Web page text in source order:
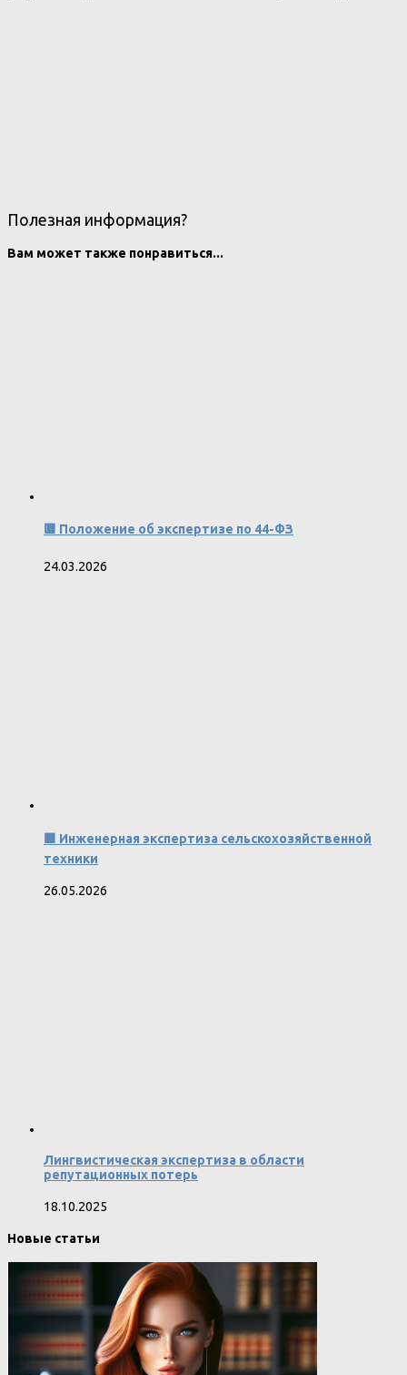
Полезная информация?
Вам может также понравиться...
🟥 Положение об экспертизе по 44-ФЗ
24.03.2026
🟩 Инженерная экспертиза сельскохозяйственной
техники
26.05.2026
Лингвистическая экспертиза в области
репутационных потерь
18.10.2025
Новые статьи